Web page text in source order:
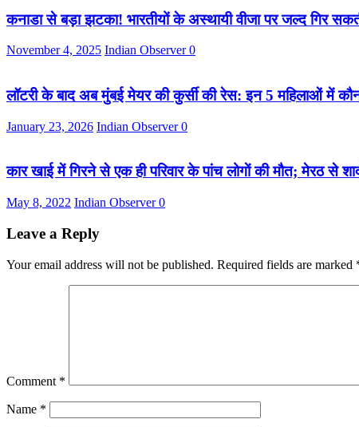
कनाडा से बड़ा झटका! भारतीयों के अस्थायी वीजा पर जल्द गिर
November 4, 2025 Indian Observer0
लॉटरी के बाद अब मुंबई मेयर की कुर्सी की रेस: इन 5 महिलाओं में
January 23, 2026 Indian Observer0
कार खाई में गिरने से एक ही परिवार के पांच लोगाें की मौत; मेरठ से
May 8, 2022 Indian Observer0
Leave a Reply
Your email address will not be published. Required fields are marked
Comment *
Name *